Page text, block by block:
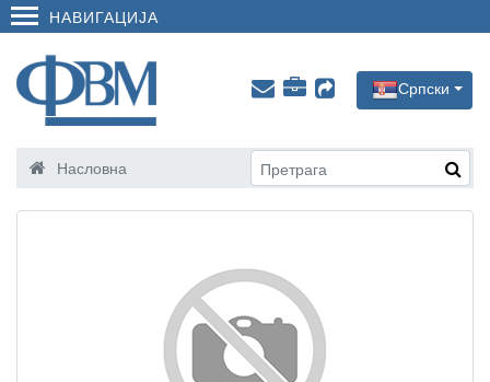
НАВИГАЦИЈА
Српски
Насловна